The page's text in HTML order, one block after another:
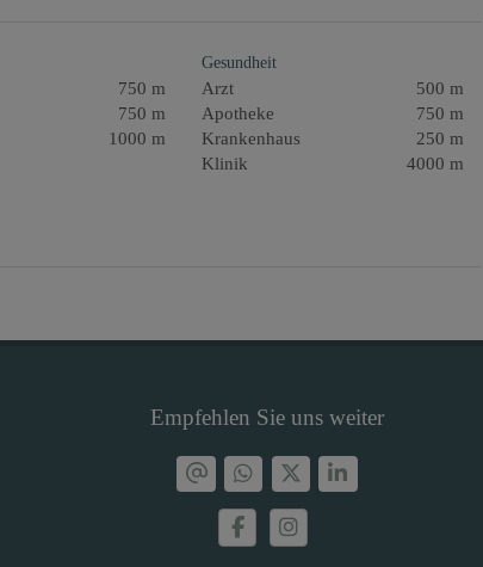
750 m
750 m
1000 m
Gesundheit
Arzt
500 m
Apotheke
750 m
Krankenhaus
250 m
Klinik
4000 m
Empfehlen Sie uns weiter